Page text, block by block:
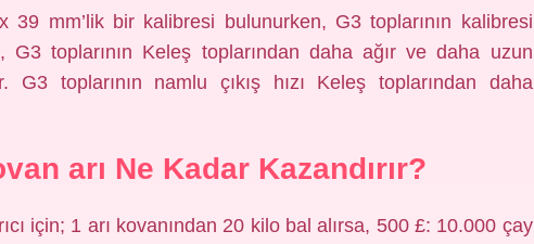
39 mm’lik bir kalibresi bulunurken, G3 toplarının kalibresi
G3 toplarının Keleş toplarından daha ağır ve daha uzun
G3 toplarının namlu çıkış hızı Keleş toplarından daha
arı Ne Kadar Kazandırır?
için; 1 arı kovanından 20 kilo bal alırsa, 500 £: 10.000 çay